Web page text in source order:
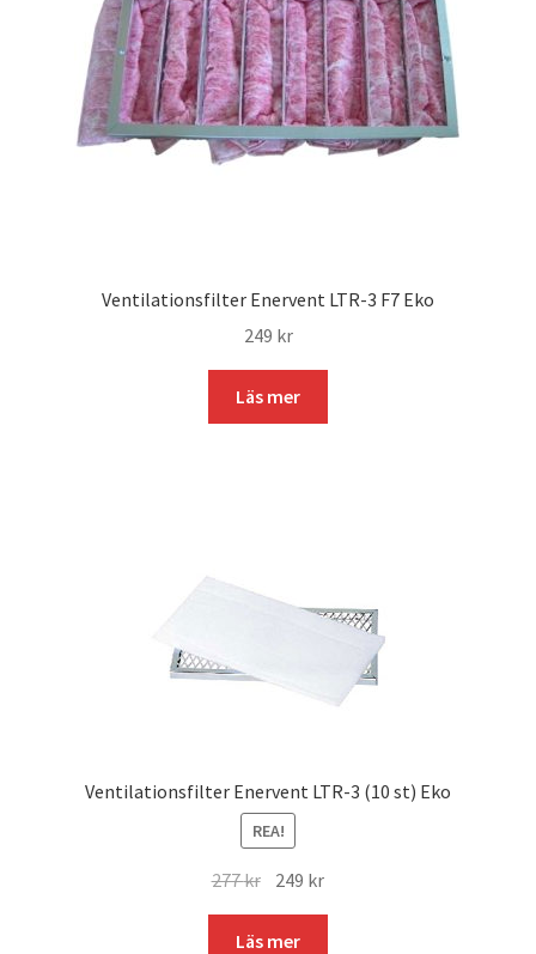
Ventilationsfilter Enervent LTR-3 F7 Eko
249 kr
Läs mer
Ventilationsfilter Enervent LTR-3 (10 st) Eko
REA!
277kr Det
priset
249 krDet
Läs mer